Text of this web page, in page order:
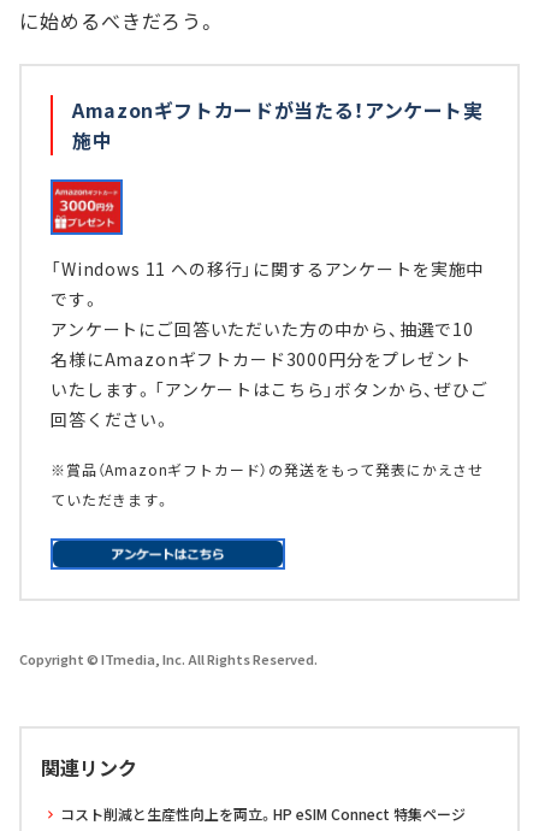
に始めるべきだろう。
Amazonギフトカードが当たる！アンケート実
施中
「Windows 11 への移行」に関するアンケートを実施中
です。
アンケートにご回答いただいた方の中から、抽選で10
名様にAmazonギフトカード3000円分をプレゼント
いたします。「アンケートはこちら」ボタンから、ぜひご
回答ください。
※賞品（Amazonギフトカード）の発送をもって発表にかえさせ
ていただきます。
Copyright © ITmedia, Inc. All Rights Reserved.
関連リンク
コスト削減と生産性向上を両立。HP eSIM Connect 特集ページ